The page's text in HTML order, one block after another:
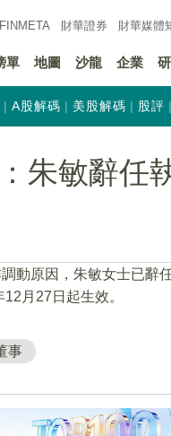
FINMETA 財華證券 財華媒體
單 地圖 沙龍 企業
A股解碼 美股解碼 股評
朱敏辭任
動原因，朱敏女士已辭
月27日起生效。
事